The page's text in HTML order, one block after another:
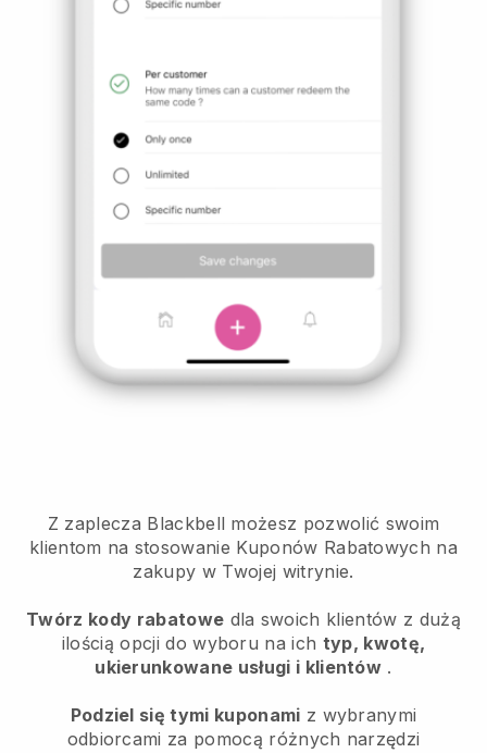
Z zaplecza Blackbell możesz pozwolić swoim
klientom na stosowanie Kuponów Rabatowych na
zakupy w Twojej witrynie.
Twórz kody rabatowe dla swoich klientów z dużą
ilością opcji do wyboru na ich typ, kwotę,
ukierunkowane usługi i klientów .
Podziel się tymi kuponami z wybranymi
odbiorcami za pomocą różnych narzędzi